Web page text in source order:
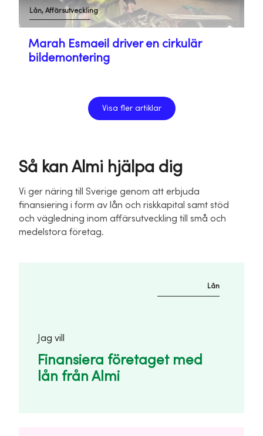
Marah Esmaeil driver en cirkulär
bildemontering
Lån, Affärsutveckling
Visa fler artiklar
Så kan Almi hjälpa dig
Vi ger näring till Sverige genom att erbjuda
finansiering i form av lån och riskkapital samt stöd
och vägledning inom affärsutveckling till små och
medelstora företag.
Lån
Jag vill
Finansiera företaget med
lån från Almi